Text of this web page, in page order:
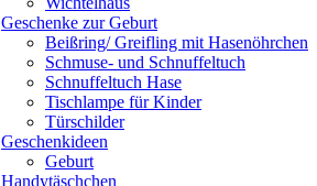
Geschenke zur Geburt
Beißring/ Greifling mit Hasenöhrchen
Schmuse- und Schnuffeltuch
Schnuffeltuch Hase
Tischlampe für Kinder
Türschilder
Geschenkideen
Geburt
Handytäschchen